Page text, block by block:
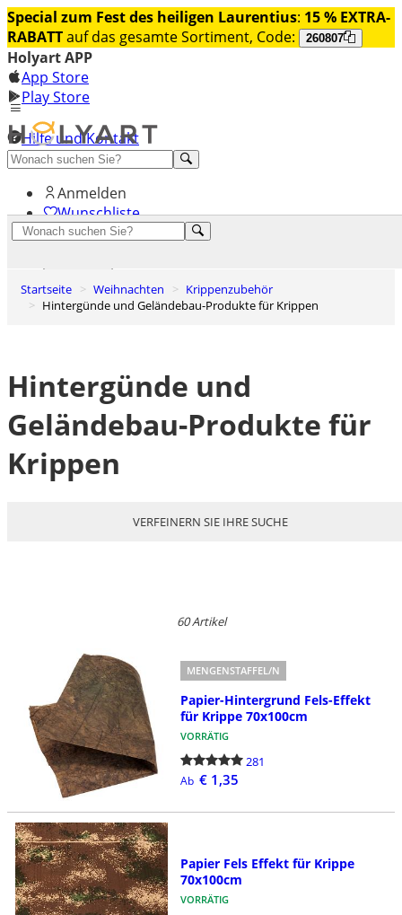
Special zum Fest des heiligen Laurentius: 15 % EXTRA-
RABATTauf das gesamte Sortiment, Code: 260807
Holyart APP
App Store
Play Store
Hilfe und Kontakt
Entdecken Sie Premium
Anmelden
Wunschliste
Startseite Weihnachten
Krippenzubehör
Hintergünde und Geländebau-Produkte für Krippen
Hintergünde und
Geländebau-Produkte für
Krippen
VERFEINERN SIE IHRE SUCHE
60 Artikel
MENGENSTAFFEL/N
Papier-Hintergrund Fels-Effekt
für Krippe 70x100cm
VORRÄTIG
281
Ab € 1,35
Papier Fels Effekt für Krippe
70x100cm
VORRÄTIG